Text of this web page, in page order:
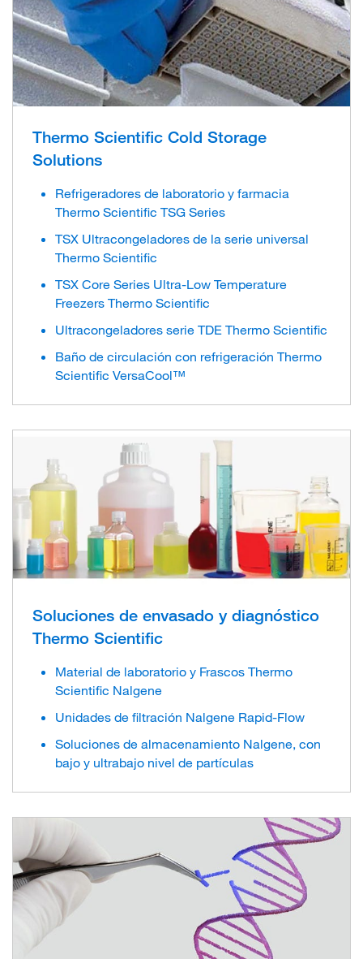
Thermo Scientific Cold Storage
Solutions
Refrigeradores de laboratorio y farmacia
Thermo Scientific TSG Series
TSX Ultracongeladores de la serie universal
Thermo Scientific
TSX Core Series Ultra-Low Temperature
Freezers Thermo Scientific
Ultracongeladores serie TDE Thermo Scientific
Baño de circulación con refrigeración Thermo
Scientific VersaCool™
Soluciones de envasado y diagnóstico
Thermo Scientific
Material de laboratorio y Frascos Thermo
Scientific Nalgene
Unidades de filtración Nalgene Rapid-Flow
Soluciones de almacenamiento Nalgene, con
bajo y ultrabajo nivel de partículas